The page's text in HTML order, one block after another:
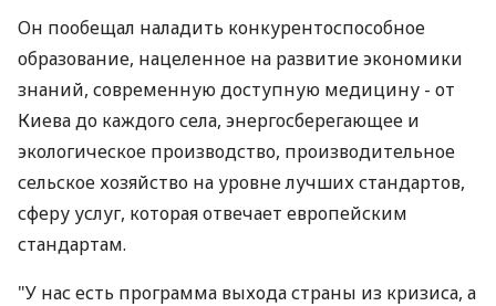
Он пообещал наладить конкурентоспособное
образование, нацеленное на развитие экономики
знаний, современную доступную медицину - от
Киева до каждого села, энергосберегающее и
экологическое производство, производительное
сельское хозяйство на уровне лучших стандартов,
сферу услуг, которая отвечает европейским
стандартам.
"У нас есть программа выхода страны из кризиса, а